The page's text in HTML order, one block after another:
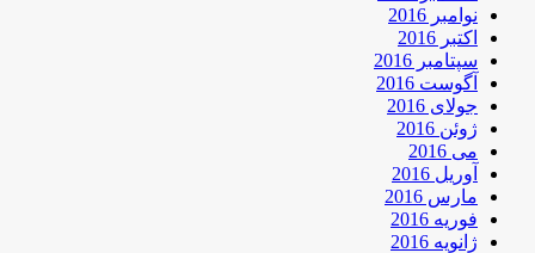
نوامبر 2016
اکتبر 2016
سپتامبر 2016
آگوست 2016
جولای 2016
ژوئن 2016
می 2016
آوریل 2016
مارس 2016
فوریه 2016
ژانویه 2016